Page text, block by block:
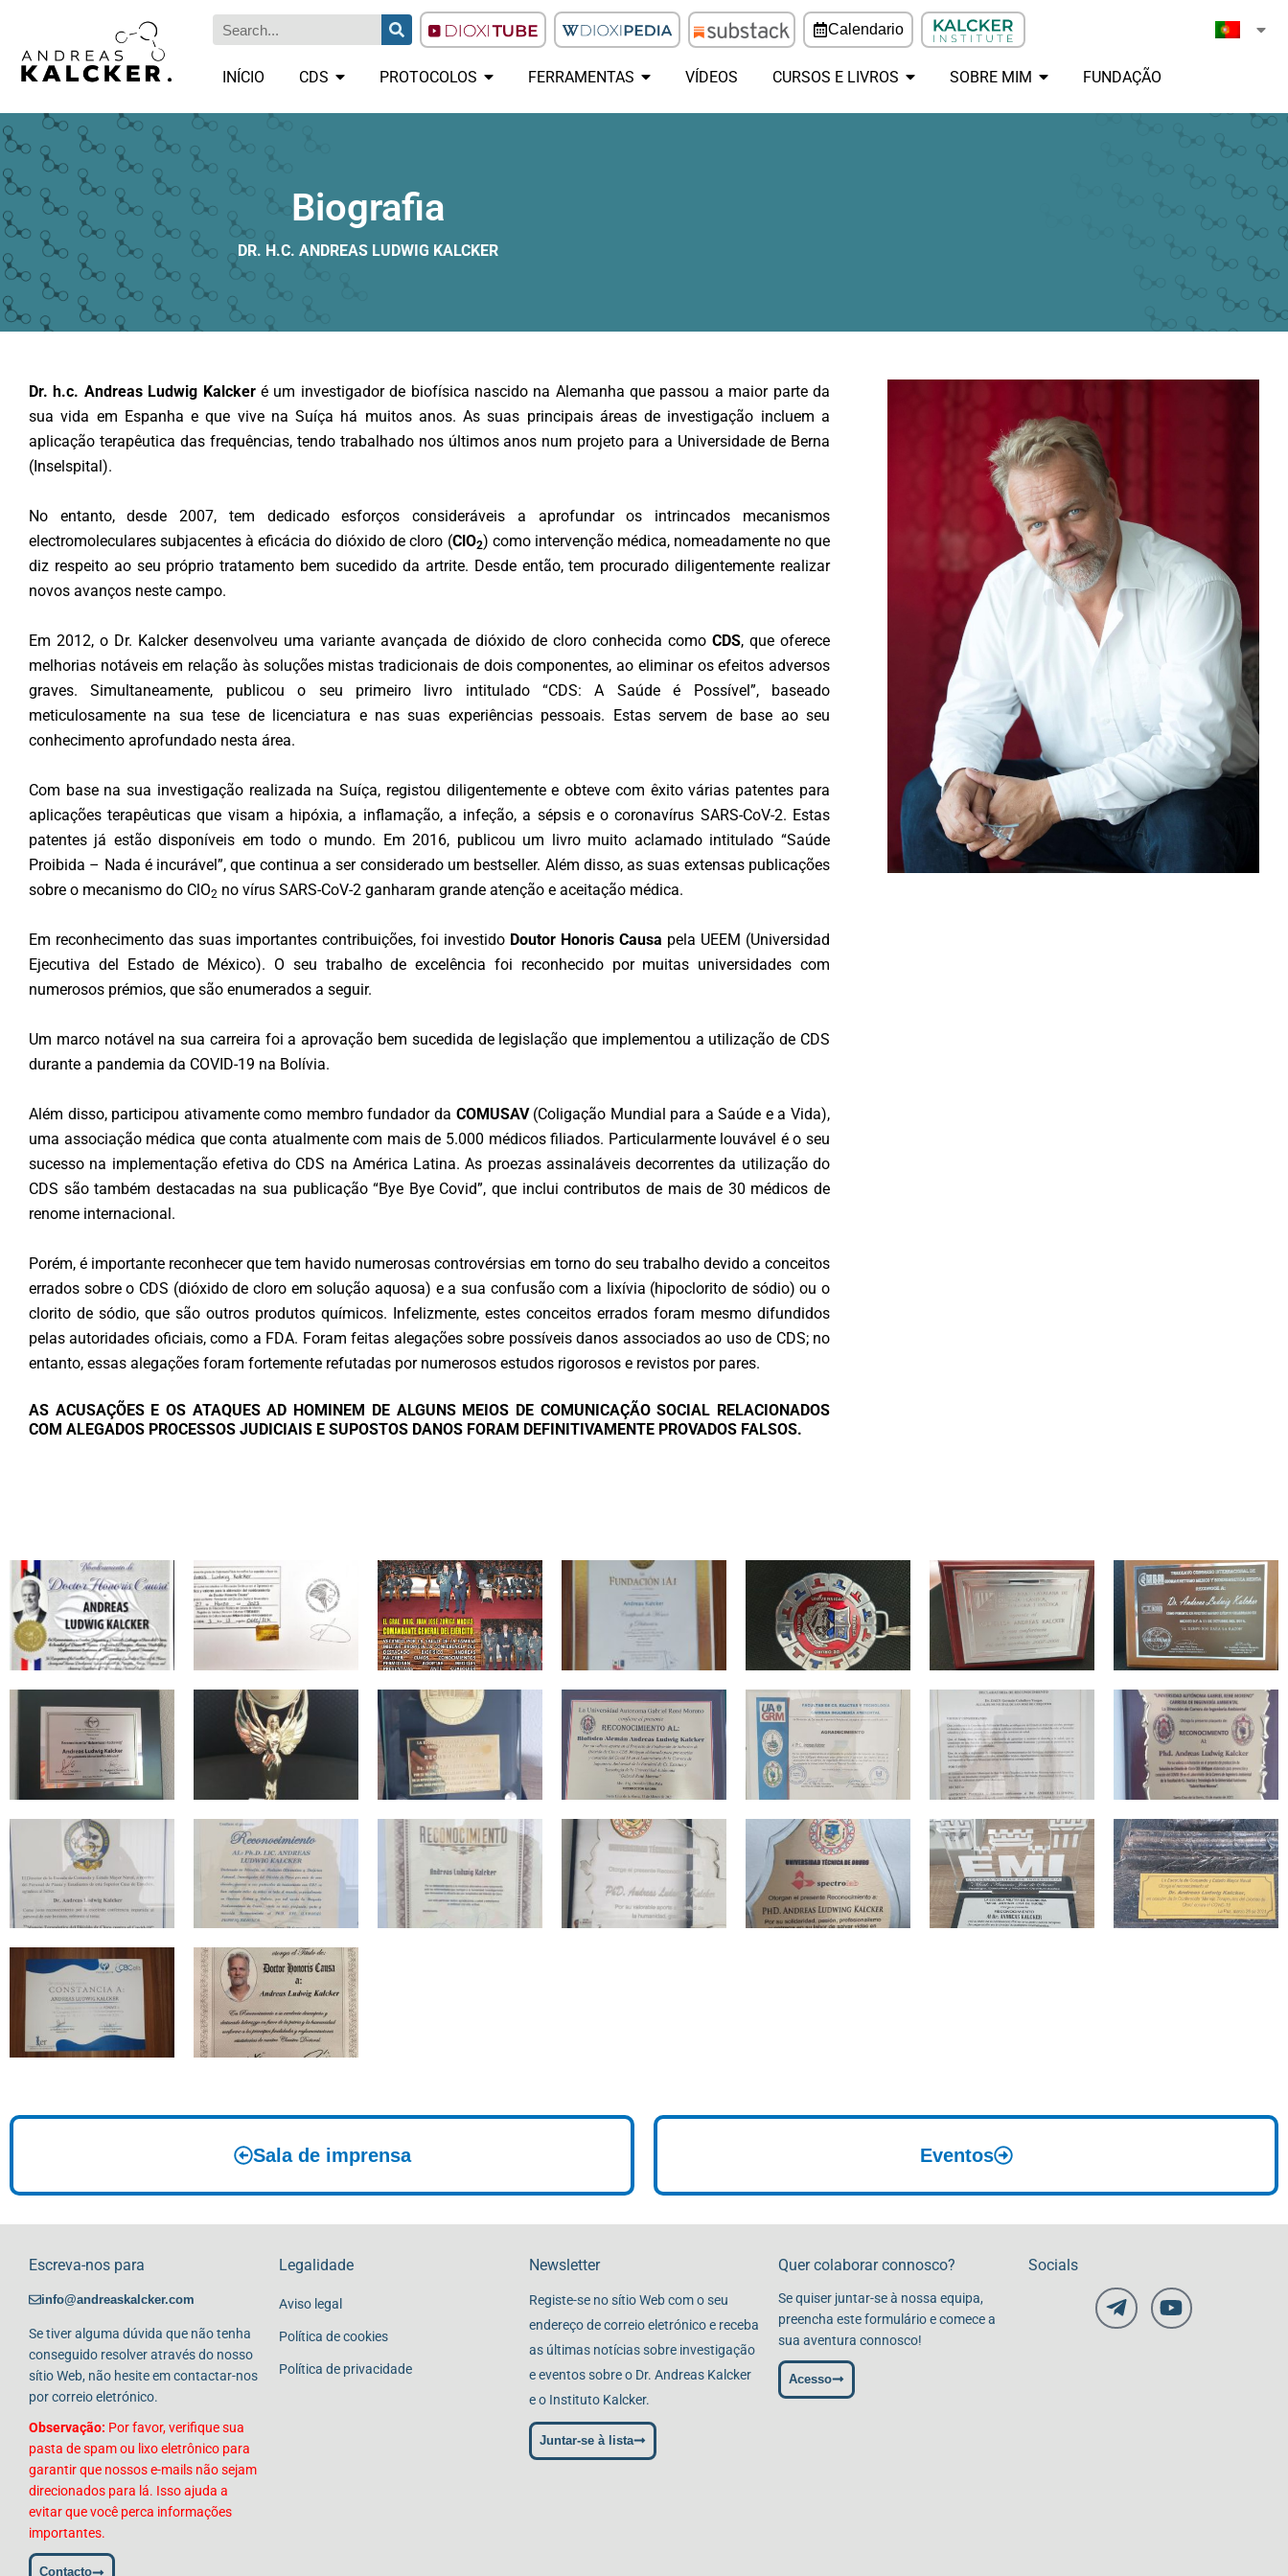
Calendario
INÍCIO CDS PROTOCOLOS FERRAMENTAS VÍDEOS CURSOS E LIVROS SOBRE MIM FUNDAÇÃO
Biografia
DR. H.C. ANDREAS LUDWIG KALCKER
Dr. h.c. Andreas Ludwig Kalckeré um investigador de biofísica nascido na Alemanha que passou a maior parte da
sua vida em Espanha e que vive na Suíça há muitos anos. As suas principais áreas de investigação incluem a
aplicação terapêutica das frequências, tendo trabalhado nos últimos anos num projeto para a Universidade de Berna
(Inselspital).
No entanto, desde 2007, tem dedicado esforços consideráveis a aprofundar os intrincados mecanismos
electromoleculares subjacentes à eficácia do dióxido de cloro (ClO2) como intervenção médica, nomeadamente no que
diz respeito ao seu próprio tratamento bem sucedido da artrite. Desde então, tem procurado diligentemente realizar
novos avanços neste campo.
Em 2012, o Dr. Kalcker desenvolveu uma variante avançada de dióxido de cloro conhecida como CDS, que oferece
melhorias notáveis em relação às soluções mistas tradicionais de dois componentes, ao eliminar os efeitos adversos
graves. Simultaneamente, publicou o seu primeiro livro intitulado “CDS: A Saúde é Possível”, baseado
meticulosamente na sua tese de licenciatura e nas suas experiências pessoais. Estas servem de base ao seu
conhecimento aprofundado nesta área.
Com base na sua investigação realizada na Suíça, registou diligentemente e obteve com êxito várias patentes para
aplicações terapêuticas que visam a hipóxia, a inflamação, a infeção, a sépsis e o coronavírus SARS-CoV-2. Estas
patentes já estão disponíveis em todo o mundo. Em 2016, publicou um livro muito aclamado intitulado “Saúde
Proibida – Nada é incurável”, que continua a ser considerado um bestseller. Além disso, as suas extensas publicações
sobre o mecanismo do ClO2 no vírus SARS-CoV-2 ganharam grande atenção e aceitação médica.
Em reconhecimento das suas importantes contribuições, foi investido Doutor Honoris Causa pela UEEM (Universidad
Ejecutiva del Estado de México). O seu trabalho de excelência foi reconhecido por muitas universidades com
numerosos prémios, que são enumerados a seguir.
Um marco notável na sua carreira foi a aprovação bem sucedida de legislação que implementou a utilização de CDS
durante a pandemia da COVID-19 na Bolívia.
Além disso, participou ativamente como membro fundador da COMUSAV(Coligação Mundial para a Saúde e a Vida),
uma associação médica que conta atualmente com mais de 5.000 médicos filiados. Particularmente louvável é o seu
sucesso na implementação efetiva do CDS na América Latina. As proezas assinaláveis decorrentes da utilização do
CDS são também destacadas na sua publicação “Bye Bye Covid”, que inclui contributos de mais de 30 médicos de
renome internacional.
Porém, é importante reconhecer que tem havido numerosas controvérsias em torno do seu trabalho devido a conceitos
errados sobre o CDS (dióxido de cloro em solução aquosa) e a sua confusão com a lixívia (hipoclorito de sódio) ou o
clorito de sódio, que são outros produtos químicos. Infelizmente, estes conceitos errados foram mesmo difundidos
pelas autoridades oficiais, como a FDA. Foram feitas alegações sobre possíveis danos associados ao uso de CDS; no
entanto, essas alegações foram fortemente refutadas por numerosos estudos rigorosos e revistos por pares.
AS ACUSAÇÕES E OS ATAQUES AD HOMINEM DE ALGUNS MEIOS DE COMUNICAÇÃO SOCIAL RELACIONADOS
COM ALEGADOS PROCESSOS JUDICIAIS E SUPOSTOS DANOS FORAM DEFINITIVAMENTE PROVADOS FALSOS.
Sala de imprensa Eventos
Escreva-nos para
info@andreaskalcker.com
Se tiver alguma dúvida que não tenha
conseguido resolver através do nosso
sítio Web, não hesite em contactar-nos
por correio eletrónico.
Observação: Por favor, verifique sua
pasta de spam ou lixo eletrônico para
garantir que nossos e-mails não sejam
direcionados para lá. Isso ajuda a
evitar que você perca informações
importantes.
Contacto
Legalidade
Aviso legal
Política de cookies
Política de privacidade
Newsletter
Registe-se no sítio Web com o seu
endereço de correio eletrónico e receba
as últimas notícias sobre investigação
e eventos sobre o Dr. Andreas Kalcker
e o Instituto Kalcker.
Juntar-se à lista
Quer colaborar connosco?
Se quiser juntar-se à nossa equipa,
preencha este formulário e comece a
sua aventura connosco!
Acesso
Socials